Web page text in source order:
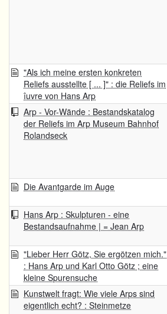
"Als ich meine ersten konkreten
Reliefs ausstellte [ ... ]" : die Reliefs im
îuvre von Hans Arp
Arp - Vor-Wände : Bestandskatalog
der Reliefs im Arp Museum Bahnhof
Rolandseck
Die Avantgarde im Auge
Hans Arp : Skulpturen - eine
Bestandsaufnahme | = Jean Arp
"Lieber Herr Götz, Sie ergötzen mich."
: Hans Arp und Karl Otto Götz ; eine
kleine Spurensuche
Kunstwelt fragt: Wie viele Arps sind
eigentlich echt? : Steinmetze